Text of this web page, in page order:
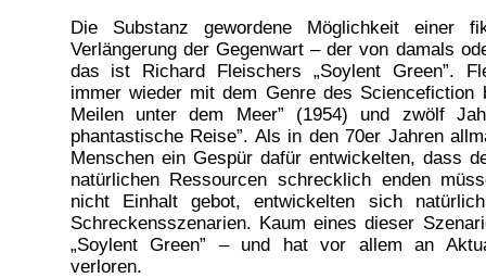
Die Substanz gewordene Möglichkeit einer
Verlängerung der Gegenwart – der von damals
das ist Richard Fleischers „Soylent Green”.
immer wieder mit dem Genre des Sciencefiction
Meilen unter dem Meer” (1954) und zwölf
phantastische Reise”. Als in den 70er Jahren
Menschen ein Gespür dafür entwickelten, dass
natürlichen Ressourcen schrecklich enden
nicht Einhalt gebot, entwickelten sich
Schreckensszenarien. Kaum eines dieser
„Soylent Green” – und hat vor allem an
verloren.